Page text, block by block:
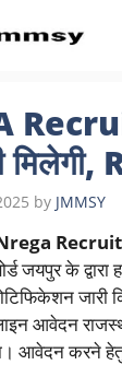
by JMMSY
जयपुर के
जारी
आवेदन
आवेदन करने हेतु